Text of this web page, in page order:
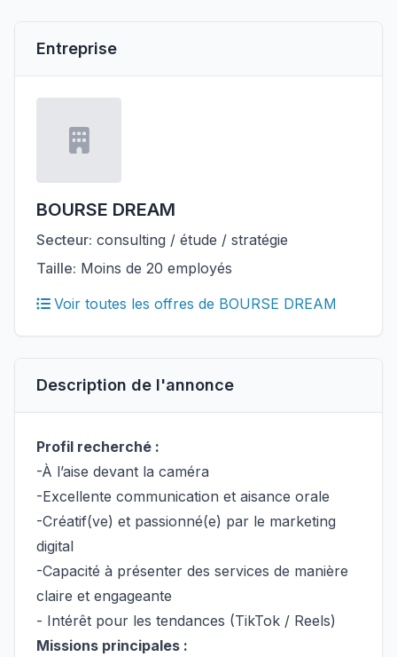
Entreprise
BOURSE DREAM
Secteur: consulting / étude / stratégie
Taille: Moins de 20 employés
Voir toutes les offres de BOURSE DREAM
Description de l'annonce
Profil recherché :
-À l’aise devant la caméra
-Excellente communication et aisance orale
-Créatif(ve) et passionné(e) par le marketing
digital
-Capacité à présenter des services de manière
claire et engageante
- Intérêt pour les tendances (TikTok / Reels)
Missions principales :